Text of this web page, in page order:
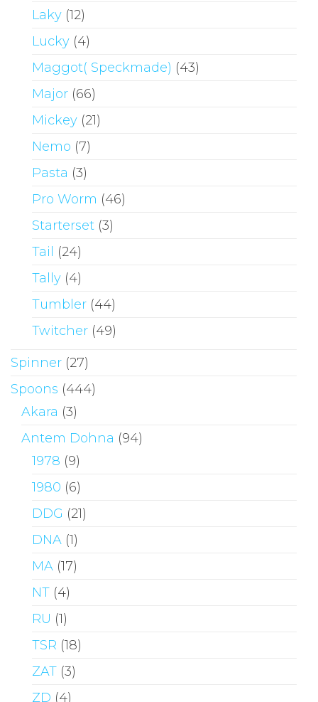
Laky (12)
Lucky (4)
Maggot( Speckmade) (43)
Major (66)
Mickey (21)
Nemo (7)
Pasta (3)
Pro Worm (46)
Starterset (3)
Tail
(24)
Tally (4)
Tumbler (44)
Twitcher (49)
Spinner (27)
Spoons (444)
Akara (3)
Antem Dohna (94)
1978 (9)
1980 (6)
DDG (21)
DNA (1)
MA (17)
NT (4)
RU (1)
TSR (18)
ZAT (3)
ZD (4)